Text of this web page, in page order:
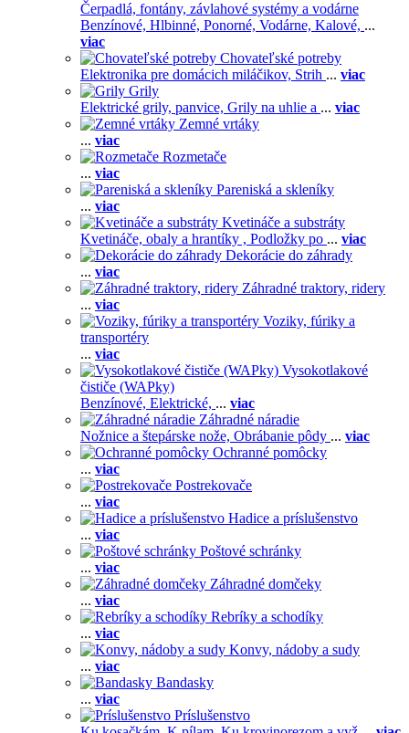
Čerpadlá, fontány, závlahové systémy a vodárne
Benzínové, Hlbinné, Ponorné, Vodárne, Kalové, ...
viac
Chovateľské potreby
Elektronika pre domácich miláčikov, Strih ... viac
Grily
Elektrické grily, panvice, Grily na uhlie a ... viac
Zemné vrtáky
... viac
Rozmetače
... viac
Pareniská a skleníky
... viac
Kvetináče a substráty
Kvetináče, obaly a hrantíky , Podložky po ... viac
Dekorácie do záhrady
... viac
Záhradné traktory, ridery
... viac
Voziky, fúriky a
transportéry
... viac
Vysokotlakové
čističe (WAPky)
Benzínové, Elektrické, ... viac
Záhradné náradie
Nožnice a štepárske nože, Obrábanie pôdy ... viac
Ochranné pomôcky
... viac
Postrekovače
... viac
Hadice a príslušenstvo
... viac
Poštové schránky
... viac
Záhradné domčeky
... viac
Rebríky a schodíky
... viac
Konvy, nádoby a sudy
... viac
Bandasky
... viac
Príslušenstvo